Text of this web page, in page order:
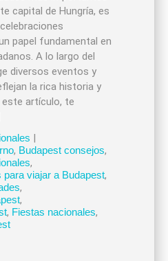
capital de Hungría, es
papel fundamental en
A lo largo del
diversos eventos y
la rica historia y
este artículo, te
|
, Budapest consejos,
,
viajar a Budapest,
,
,
, Fiestas nacionales,